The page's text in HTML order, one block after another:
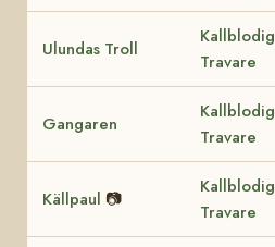
Ulundas Troll
Kallblodig
Travare
Gangaren
Kallblodig
Travare
Källpaul 📷
Kallblodig
Travare